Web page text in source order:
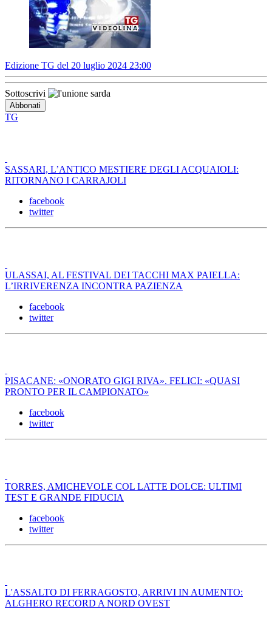
Edizione TG del 20 luglio 2024 23:00
Sottoscrivi
TG
SASSARI, L’ANTICO MESTIERE DEGLI ACQUAIOLI:
RITORNANO I CARRAJOLI
facebook
twitter
ULASSAI, AL FESTIVAL DEI TACCHI MAX PAIELLA:
L’IRRIVERENZA INCONTRA PAZIENZA
facebook
twitter
PISACANE: «ONORATO GIGI RIVA». FELICI: «QUASI
PRONTO PER IL CAMPIONATO»
facebook
twitter
TORRES, AMICHEVOLE COL LATTE DOLCE: ULTIMI
TEST E GRANDE FIDUCIA
facebook
twitter
L'ASSALTO DI FERRAGOSTO, ARRIVI IN AUMENTO:
ALGHERO RECORD A NORD OVEST